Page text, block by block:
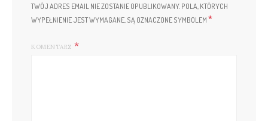
TWÓJ ADRES EMAIL NIE ZOSTANIE OPUBLIKOWANY. POLA, KTÓRYCH
WYPEŁNIENIE JEST WYMAGANE, SĄ OZNACZONE SYMBOLEM *
KOMENTARZ